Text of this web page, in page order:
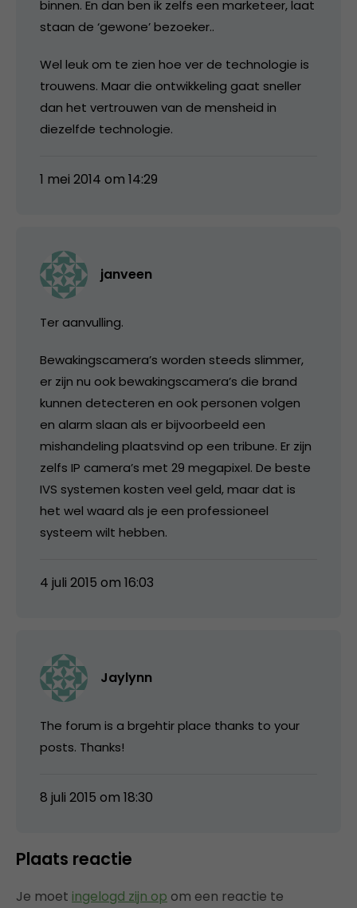
binnen. En dan ben ik zelfs een marketeer, laat
staan de ‘gewone’ bezoeker..
Wel leuk om te zien hoe ver de technologie is
trouwens. Maar die ontwikkeling gaat sneller
dan het vertrouwen van de mensheid in
diezelfde technologie.
1 mei 2014 om 14:29
janveen
Ter aanvulling.
Bewakingscamera’s worden steeds slimmer,
er zijn nu ook bewakingscamera’s die brand
kunnen detecteren en ook personen volgen
en alarm slaan als er bijvoorbeeld een
mishandeling plaatsvind op een tribune. Er zijn
zelfs IP camera’s met 29 megapixel. De beste
IVS systemen kosten veel geld, maar dat is
het wel waard als je een professioneel
systeem wilt hebben.
4 juli 2015 om 16:03
Jaylynn
The forum is a brgehtir place thanks to your
posts. Thanks!
8 juli 2015 om 18:30
Plaats reactie
Je moet ingelogd zijn op om een reactie te